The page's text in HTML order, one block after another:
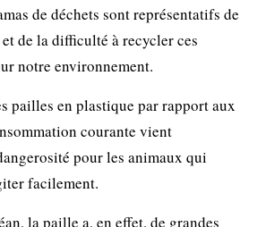
de déchets sont représentatifs de
de la diﬃculté à recycler ces
notre environnement.
pailles en plastique par rapport aux
courante vient
pour les animaux qui
facilement.
la paille a, en eﬀet, de grandes